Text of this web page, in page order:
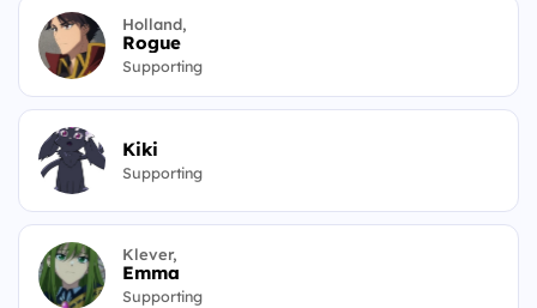
Holland,
Rogue
Supporting
Kiki
Supporting
Klever,
Emma
Supporting